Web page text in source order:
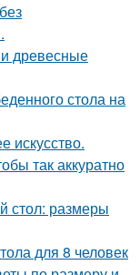
древесные
стола на
искусство.
так аккуратно
стол: размеры
для 8 человек